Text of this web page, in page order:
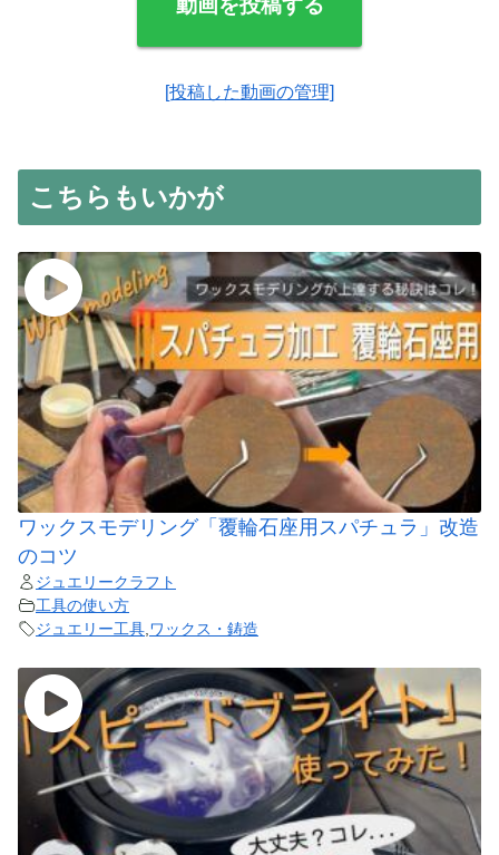
動画を投稿する
[投稿した動画の管理]
こちらもいかが
ワックスモデリング「覆輪石座用スパチュラ」改造
のコツ
ジュエリークラフト
工具の使い方
ジュエリー工具 ワックス・鋳造